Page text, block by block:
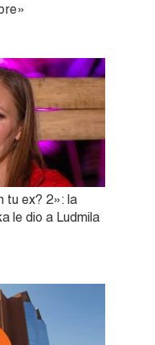
tu ex? 2»: la
le dio a Ludmila